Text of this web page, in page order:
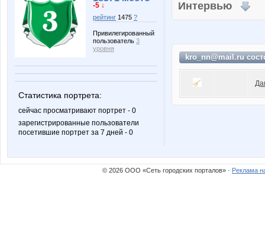
-5 ↓
рейтинг 1475 ?
Привилегированный
пользователь 3
уровня
Статистика портрета:
сейчас просматривают портрет - 0
зарегистрированные пользователи
посетившие портрет за 7 дней - 0
Интервью
kro_nn@mail.ru
© 2026 ООО «Сеть городских порталов» · Реклама